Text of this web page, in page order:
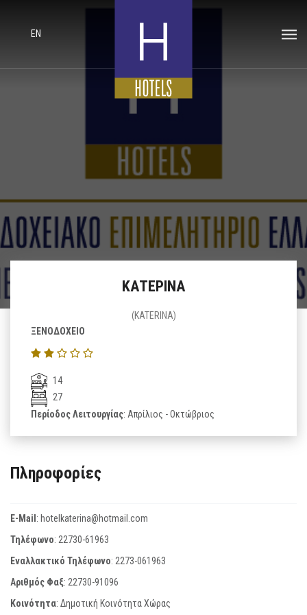
EN
ΚΑΤΕΡΙΝΑ
(KATERINA)
ΞΕΝΟΔΟΧΕΙΟ
14
27
Περίοδος Λειτουργίας: Απρίλιος - Οκτώβριος
Πληροφορίες
E-Mail: hotelkaterina@hotmail.com
Τηλέφωνο: 22730-61963
Εναλλακτικό Τηλέφωνο: 2273-061963
Αριθμός Φαξ: 22730-91096
Κοινότητα: Δημοτική Κοινότητα Χώρας